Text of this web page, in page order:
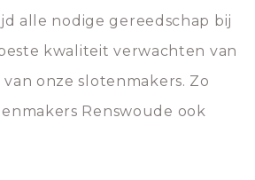
alle nodige gereedschap bij
kwaliteit verwachten van
onze slotenmakers. Zo
Renswoude ook